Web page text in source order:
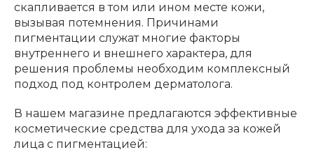
скапливается в том или ином месте кожи,
вызывая потемнения. Причинами
пигментации служат многие факторы
внутреннего и внешнего характера, для
решения проблемы необходим комплексный
подход под контролем дерматолога.
В нашем магазине предлагаются эффективные
косметические средства для ухода за кожей
лица с пигментацией: